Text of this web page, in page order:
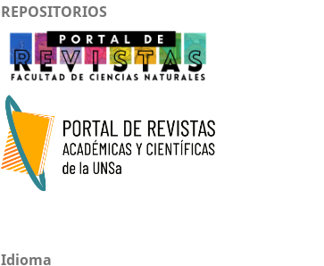
REPOSITORIOS
Idioma